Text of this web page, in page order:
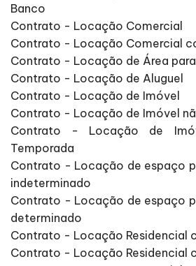
Banco
Contrato - Locação Comercial
Contrato - Locação Comercial
Contrato - Locação de Área
Contrato - Locação de Aluguel
Contrato - Locação de Imóvel
Contrato - Locação de Imóvel
Contrato - Locação de
Temporada
Contrato - Locação de espaço
indeterminado
Contrato - Locação de espaço
determinado
Contrato - Locação Residencial
Contrato - Locação Residencial